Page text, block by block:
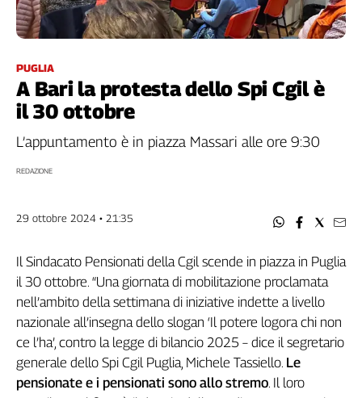
Italia
Internazionale
Categorie
Filcams
Filctem
Fisac
Flc
Fp
Nidil
Slc
Spi
Inca
Caaf
PUGLIA
A Bari la protesta dello Spi Cgil è
il 30 ottobre
L’appuntamento è in piazza Massari alle ore 9:30
REDAZIONE
29 ottobre 2024 • 21:35
Il Sindacato Pensionati della Cgil scende in piazza in Puglia
il 30 ottobre. “Una giornata di mobilitazione proclamata
nell’ambito della settimana di iniziative indette a livello
nazionale all’insegna dello slogan ‘Il potere logora chi non
ce l’ha’, contro la legge di bilancio 2025 – dice il segretario
generale dello Spi Cgil Puglia, Michele Tassiello. Le
pensionate e i pensionati sono allo stremo. Il loro